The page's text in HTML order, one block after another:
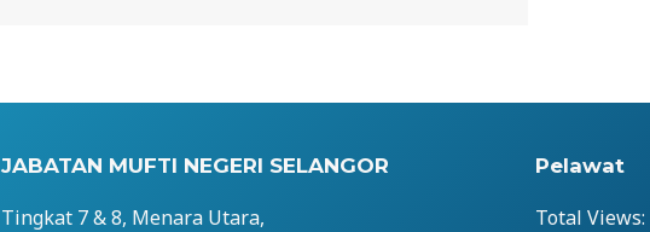
JABATAN MUFTI NEGERI SELANGOR
Tingkat 7 & 8, Menara Utara,
Pelawat
Total Views: